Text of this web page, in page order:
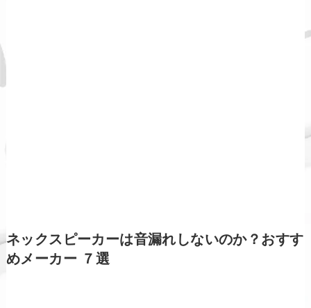
ネックスピーカーは音漏れしないのか？おすす
めメーカー ７選